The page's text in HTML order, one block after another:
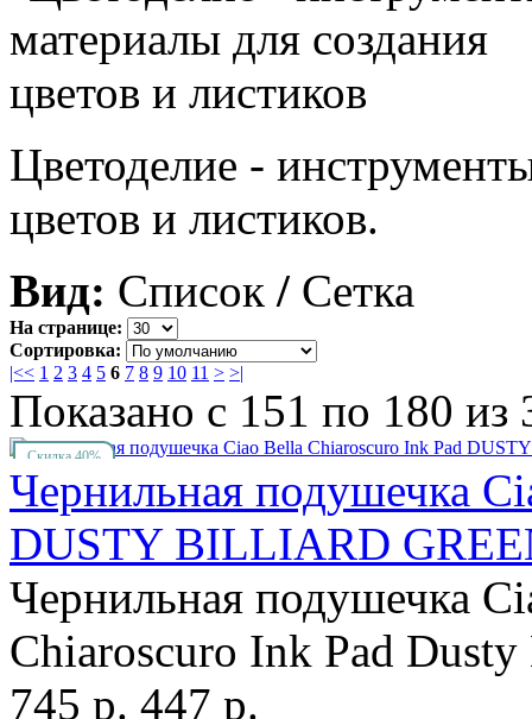
Цветоделие -
цветов и листиков.
Вид: Список / Сетка
На странице:
Сортировка:
|<< 1 2 3 4 5 6 7 8 9 10 11 > >|
Показано с 151 по 180 из
Скидка 40%
Чернильная подушечка
DUSTY BILLIARD
Чернильная подушечка
Chiaroscuro Ink Pad
745 р. 447 р.